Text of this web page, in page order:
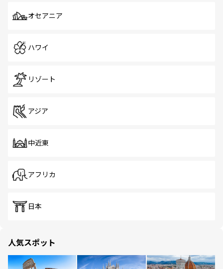
オセアニア
ハワイ
リゾート
アジア
中近東
アフリカ
日本
人気スポット